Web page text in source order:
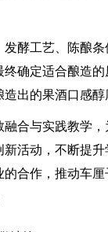
工艺、陈酿条
确定适合酿造
出的果酒口感醇
与实践教学，
活动，不断提
合作，推动车